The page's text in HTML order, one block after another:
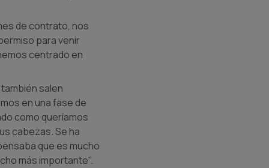
de contrato, nos
para venir
centrado en
salen
en una fase de
como queríamos
cabezas. Se ha
que es mucho
más importante".